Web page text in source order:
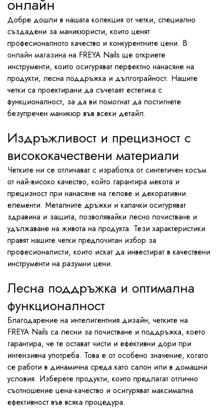
онлайн
Добре дошли в нашата колекция от четки, специално
създадени за маникюристи, които ценят
професионалното качество и конкурентните цени. В
онлайн магазина на FREYA Nails ще откриете
инструменти, които осигуряват перфектно нанасяне на
продукти, лесна поддръжка и дълготрайност. Нашите
четки са проектирани да съчетаят естетика с
функционалност, за да ви помогнат да постигнете
безупречен маникюр във всеки детайл.
Издръжливост и прецизност с
висококачествени материали
Четките ни се отличават с изработка от синтетичен косъм
от най-високо качество, който гарантира мекота и
прецизност при нанасяне на гелове и декоративни
елементи. Металните дръжки и капачки осигуряват
здравина и защита, позволявайки лесно почистване и
удължаване на живота на продукта. Тези характеристики
правят нашите четки предпочитан избор за
професионалисти, които искат да инвестират в качествени
инструменти на разумни цени.
Лесна поддръжка и оптимална
функционалност
Благодарение на интелигентния дизайн, четките на
FREYA Nails са лесни за почистване и поддръжка, което
гарантира, че те остават чисти и ефективни дори при
интензивна употреба. Това е от особено значение, когато
се работи в динамична среда като салон или в домашни
условия. Изберете продукти, които предлагат отлично
съотношение цена-качество и осигуряват максимална
ефективност във всяка процедура.